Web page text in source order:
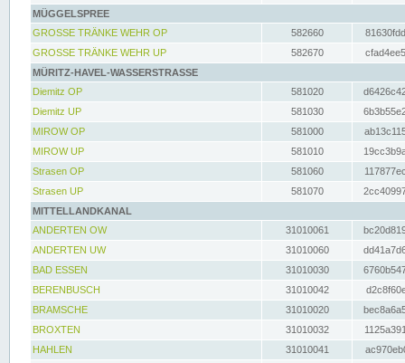
MÜGGELSPREE
GROSSE TRÄNKE WEHR OP
582660
GROSSE TRÄNKE WEHR UP
582670
MÜRITZ-HAVEL-WASSERSTRASSE
Diemitz OP
581020
Diemitz UP
581030
MIROW OP
581000
MIROW UP
581010
Strasen OP
581060
Strasen UP
581070
MITTELLANDKANAL
ANDERTEN OW
31010061
ANDERTEN UW
31010060
BAD ESSEN
31010030
BERENBUSCH
31010042
BRAMSCHE
31010020
BROXTEN
31010032
HAHLEN
31010041